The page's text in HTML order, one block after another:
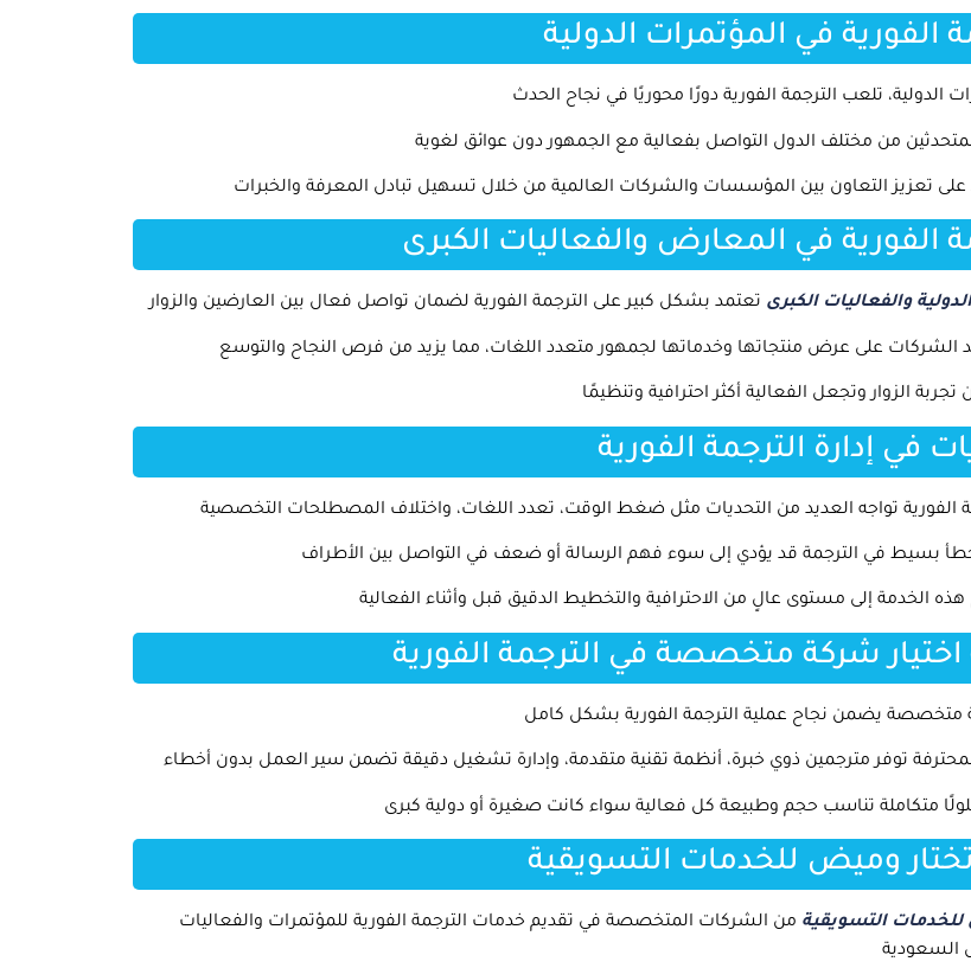
الفورية في المؤتمرات الدولية
الدولية، تلعب الترجمة الفورية دورًا محوريًا في نجاح الحدث
من مختلف الدول التواصل بفعالية مع الجمهور دون عوائق لغوية
تعزيز التعاون بين المؤسسات والشركات العالمية من خلال تسهيل تبادل المعرفة والخبرات
الفورية في المعارض والفعاليات الكبرى
والفعاليات الكبرى تعتمد بشكل كبير على الترجمة الفورية لضمان تواصل فعال بين العارضين والزوار
على عرض منتجاتها وخدماتها لجمهور متعدد اللغات، مما يزيد من فرص النجاح والتوسع
الزوار وتجعل الفعالية أكثر احترافية وتنظيمًا
في إدارة الترجمة الفورية
الفورية تواجه العديد من التحديات مثل ضغط الوقت، تعدد اللغات، واختلاف المصطلحات التخصصية
بسيط في الترجمة قد يؤدي إلى سوء فهم الرسالة أو ضعف في التواصل بين الأطراف
هذه الخدمة إلى مستوى عالٍ من الاحترافية والتخطيط الدقيق قبل وأثناء الفعالية
اختيار شركة متخصصة في الترجمة الفورية
متخصصة يضمن نجاح عملية الترجمة الفورية بشكل كامل
توفر مترجمين ذوي خبرة، أنظمة تقنية متقدمة، وإدارة تشغيل دقيقة تضمن سير العمل بدون أخطاء
متكاملة تناسب حجم وطبيعة كل فعالية سواء كانت صغيرة أو دولية كبرى
تختار وميض للخدمات التسويقية
التسويقية من الشركات المتخصصة في تقديم خدمات الترجمة الفورية للمؤتمرات والفعاليات
السعودية